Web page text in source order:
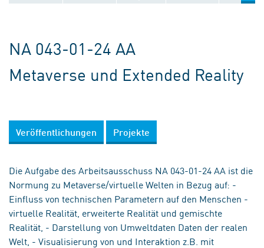
NA 043-01-24 AA
Metaverse und Extended Reality
Veröffentlichungen Projekte
Die Aufgabe des Arbeitsausschuss NA 043-01-24 AA ist die
Normung zu Metaverse/virtuelle Welten in Bezug auf: -
Einfluss von technischen Parametern auf den Menschen -
virtuelle Realität, erweiterte Realität und gemischte
Realität, - Darstellung von Umweltdaten Daten der realen
Welt, - Visualisierung von und Interaktion z.B. mit